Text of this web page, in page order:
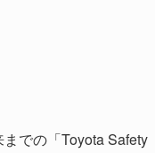
での「Toyota Safety